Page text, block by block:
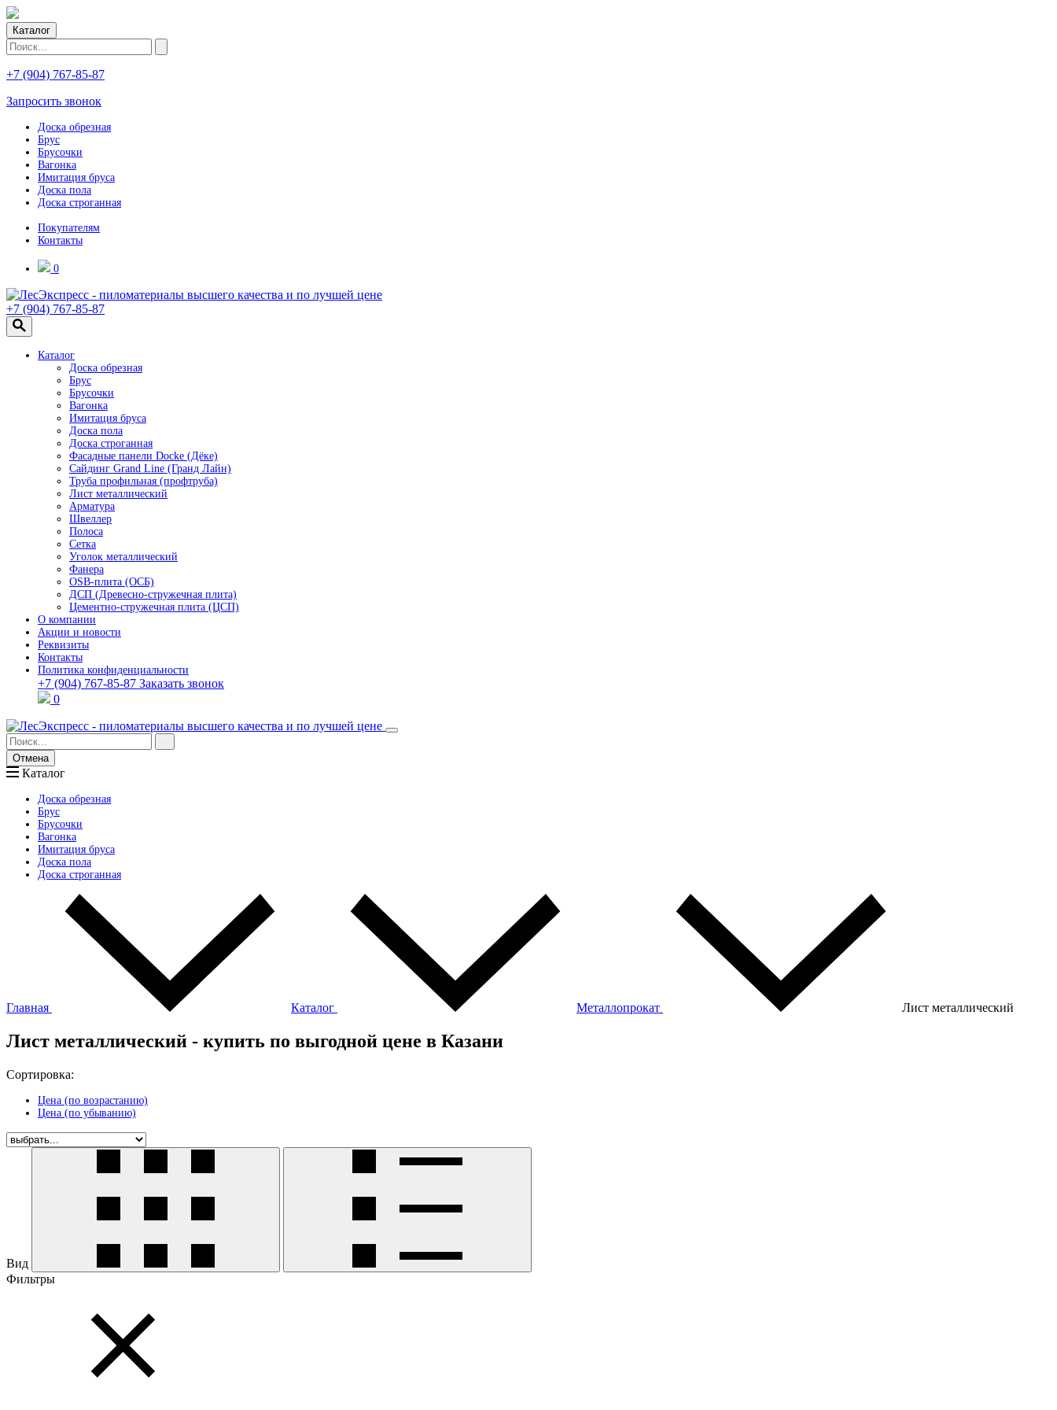
Каталог
+7 (904) 767-85-87
Запросить звонок
Доска обрезная
Брус
Брусочки
Вагонка
Имитация бруса
Доска пола
Доска строганная
Покупателям
Контакты
0
+7 (904) 767-85-87
Каталог
Доска обрезная
Брус
Брусочки
Вагонка
Имитация бруса
Доска пола
Доска строганная
Фасадные панели Docke (Дёке)
Сайдинг Grand Line (Гранд Лайн)
Труба профильная (профтруба)
Лист металлический
Арматура
Швеллер
Полоса
Сетка
Уголок металлический
Фанера
OSB-плита (ОСБ)
ДСП (Древесно-стружечная плита)
Цементно-стружечная плита (ЦСП)
О компании
Акции и новости
Реквизиты
Контакты
Политика конфиденциальности
+7 (904) 767-85-87 Заказать звонок
0
Отмена
Каталог
Доска обрезная
Брус
Брусочки
Вагонка
Имитация бруса
Доска пола
Доска строганная
Главная Каталог Металлопрокат Лист металлический
Лист металлический - купить по выгодной цене в Казани
Сортировка:
Цена (по возрастанию)
Цена (по убыванию)
Вид
Фильтры